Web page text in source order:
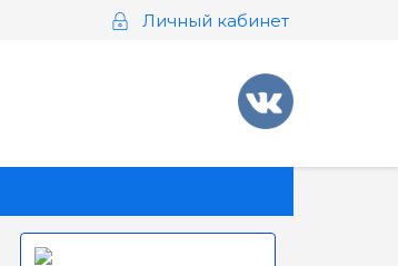
Личный кабинет